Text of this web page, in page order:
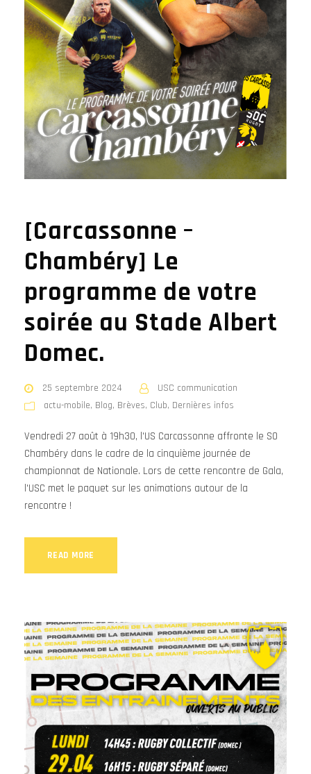
[Carcassonne –
Chambéry] Le
programme de votre
soirée au Stade Albert
Domec.
25 septembre 2024
USC communication
actu-mobile, Blog, Brèves, Club, Dernières infos
Vendredi 27 août à 19h30, l'US Carcassonne affronte le SO
Chambéry dans le cadre de la cinquième journée de
championnat de Nationale. Lors de cette rencontre de Gala,
l'USC met le paquet sur les animations autour de la
rencontre !
READ MORE